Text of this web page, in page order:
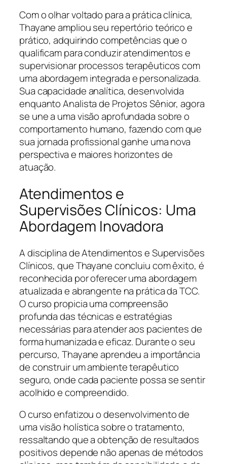
Com o olhar voltado para a prática clínica,
Thayane ampliou seu repertório teórico e
prático, adquirindo competências que o
qualificam para conduzir atendimentos e
supervisionar processos terapêuticos com
uma abordagem integrada e personalizada.
Sua capacidade analítica, desenvolvida
enquanto Analista de Projetos Sênior, agora
se une a uma visão aprofundada sobre o
comportamento humano, fazendo com que
sua jornada profissional ganhe uma nova
perspectiva e maiores horizontes de
atuação.
Atendimentos e
Supervisões Clínicos: Uma
Abordagem Inovadora
A disciplina de Atendimentos e Supervisões
Clínicos, que Thayane concluiu com êxito, é
reconhecida por oferecer uma abordagem
atualizada e abrangente na prática da TCC.
O curso propicia uma compreensão
profunda das técnicas e estratégias
necessárias para atender aos pacientes de
forma humanizada e eficaz. Durante o seu
percurso, Thayane aprendeu a importância
de construir um ambiente terapêutico
seguro, onde cada paciente possa se sentir
acolhido e compreendido.
O curso enfatizou o desenvolvimento de
uma visão holística sobre o tratamento,
ressaltando que a obtenção de resultados
positivos depende não apenas de métodos